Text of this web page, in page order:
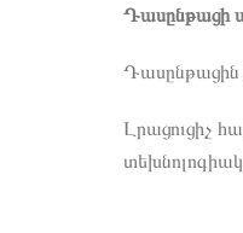
Դասընթացի
Դասընթացին
Լրացուցիչ